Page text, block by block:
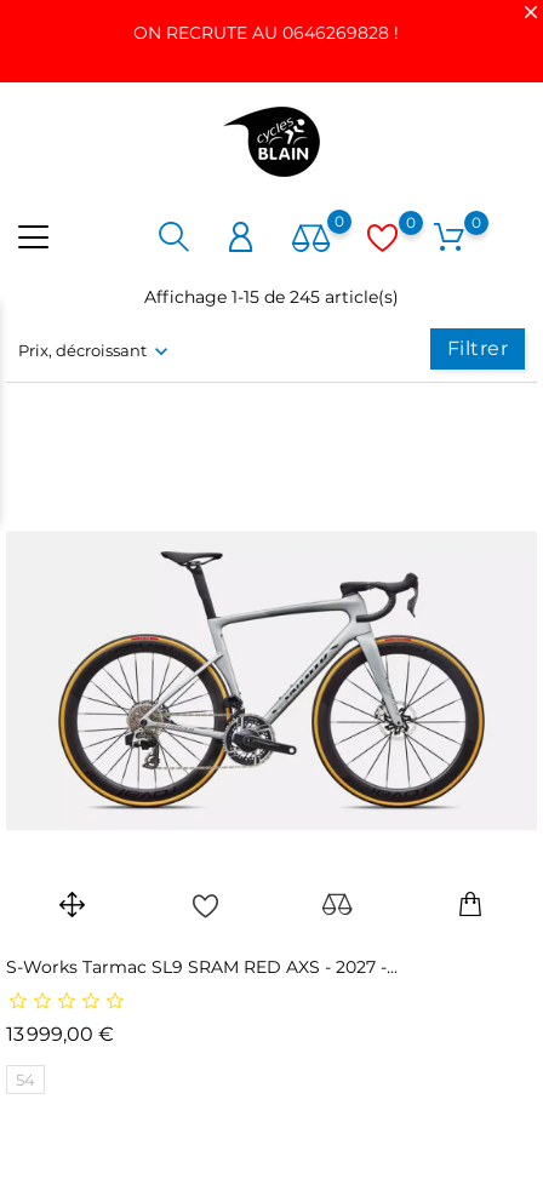
ON RECRUTE AU 0646269828 !
0 0 0
Prix, décroissant Filtrer
Affichage 1-15 de 245 article(s)
S-Works Tarmac SL9 SRAM RED AXS - 2027 -...
13 999,00 €
54